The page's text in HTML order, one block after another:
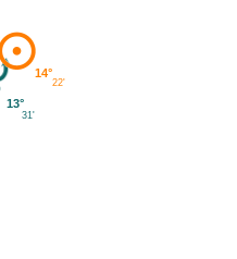
13°
31'
14°
22'